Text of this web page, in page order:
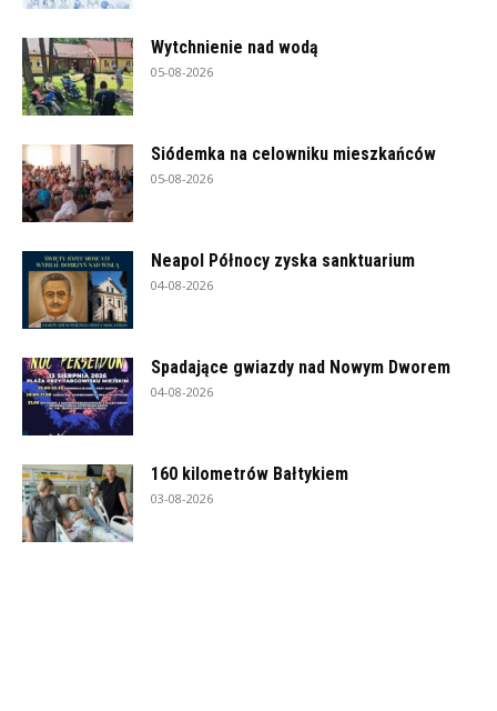
Wytchnienie nad wodą
05-08-2026
Siódemka na celowniku mieszkańców
05-08-2026
Neapol Północy zyska sanktuarium
04-08-2026
Spadające gwiazdy nad Nowym Dworem
04-08-2026
160 kilometrów Bałtykiem
03-08-2026